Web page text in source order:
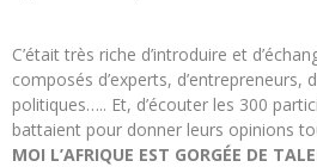
C’était très riche d’introduire et
composés d’experts, d’entrepreneurs,
politiques….. Et, d’écouter les 300
battaient pour donner leurs opinions
MOI L’AFRIQUE EST GORGÉE DE